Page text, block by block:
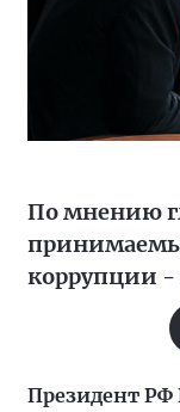
По мнению
коррупции
Президент